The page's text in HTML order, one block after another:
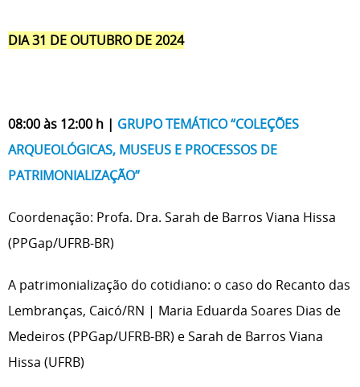
DIA 31 DE OUTUBRO DE 2024
08:00 às 12:00 h | GRUPO TEMÁTICO “COLEÇÕES
ARQUEOLÓGICAS, MUSEUS E PROCESSOS DE
PATRIMONIALIZAÇÃO”
Coordenação: Profa. Dra. Sarah de Barros Viana Hissa
(PPGap/UFRB-BR)
A patrimonialização do cotidiano: o caso do Recanto das
Lembranças, Caicó/RN | Maria Eduarda Soares Dias de
Medeiros (PPGap/UFRB-BR) e Sarah de Barros Viana
Hissa (UFRB)